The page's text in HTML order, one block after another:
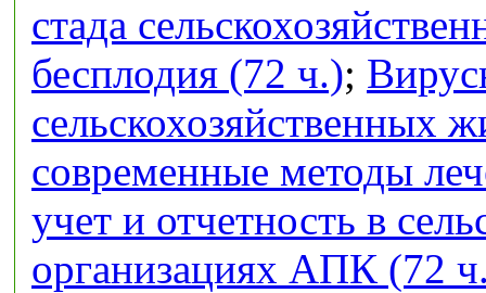
стада
бесплодия (72 ч.);
сельскохозяйственных
современные методы
учет и отчетность в
организациях АПК (72